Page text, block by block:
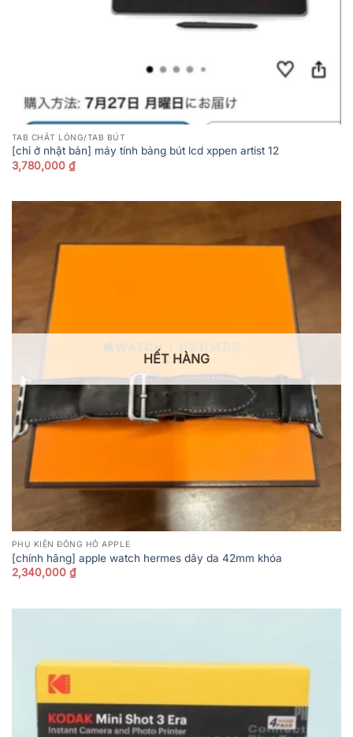
TAB CHẤT LỎNG/TAB BÚT
[chỉ ở nhật bản] máy tính bảng bút lcd xppen artist 12
3,780,000 ₫
HẾT HÀNG
PHỤ KIỆN ĐỒNG HỒ APPLE
[chính hãng] apple watch hermes dây da 42mm khóa
2,340,000 ₫